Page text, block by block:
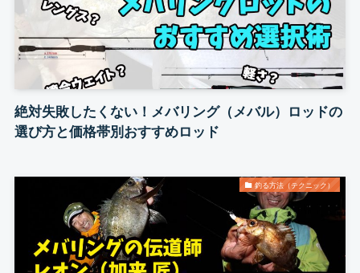
絶対失敗したくない！メバリング（メバル）ロッドの
選び方と価格帯別おすすめロッド
釣る方法（テクニック）